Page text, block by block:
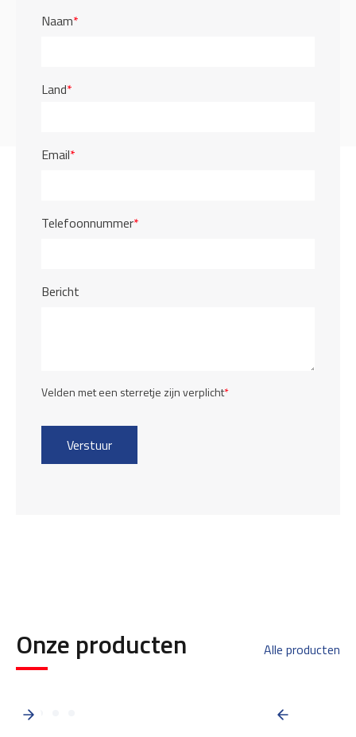
Naam*
Land*
Email*
Telefoonnummer*
Bericht
Velden met een sterretje zijn verplicht*
Onze producten Alle producten